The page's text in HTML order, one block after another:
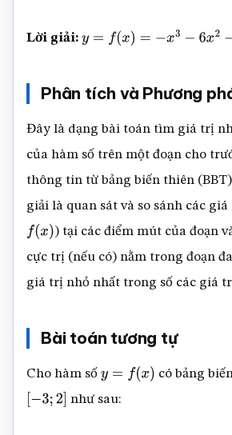
Lời giải: y =f( x )=− x3 x2 x+2
Phân tích và Phương
Đây là dạng bài toán tìm giá trị
của hàm số trên một đoạn cho
thông tin từ bảng biến thiên
giải là quan sát và so sánh các
f( x)
) tại các điểm mút của đoạn
cực trị (nếu có) nằm trong đoạn
giá trị nhỏ nhất trong số các giá
Bài toán tương tự
Cho hàm số y =f( x ) có bảng
[ 3;2] như sau: